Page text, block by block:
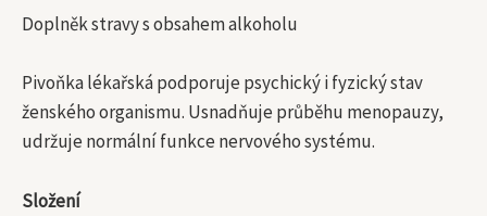
Doplněk stravy s obsahem alkoholu
Pivoňka lékařská podporuje psychický i fyzický stav
ženského organismu. Usnadňuje průběhu menopauzy,
udržuje normální funkce nervového systému.
Složení